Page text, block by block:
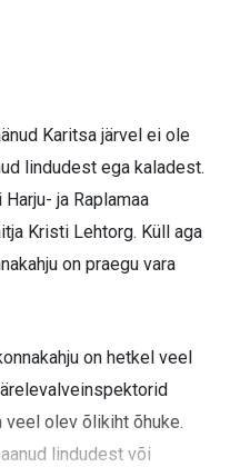
Karitsa järvel ei ole
lindudest ega kaladest.
ja Raplamaa
Kristi Lehtorg. Küll aga
on praegu vara
on hetkel veel
olev õlikiht õhuke.
lindudest või